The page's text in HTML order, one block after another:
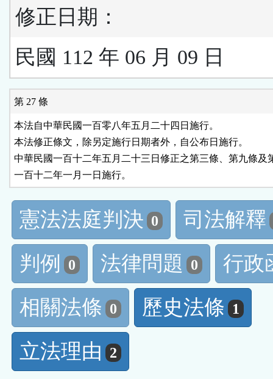
修正日期：
民國 112 年 06 月 09 日
第 27 條
本法自中華民國一百零八年五月二十四日施行。
本法修正條文，除另定施行日期者外，自公布日施行。
中華民國一百十二年五月二十三日修正之第三條、第九條及
一百十二年一月一日施行。
憲法法庭判決 0
司法解釋
判例
0 法律問題 0
行政
相關法條 0 歷史法條 1
立法理由 2